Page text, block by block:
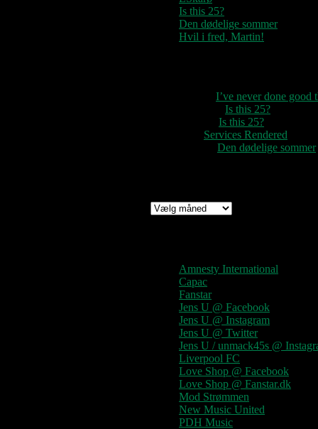
Is this 25?
Den dødelige sommer
Hvil i fred, Martin!
I’ve never done good
Is this 25?
Is this 25?
Services Rendered
Den dødelige sommer
Arkiv
Amnesty International
Capac
Fanstar
Jens U @ Facebook
Jens U @ Instagram
Jens U @ Twitter
Jens U / unmack45s @
Liverpool FC
Love Shop @ Facebook
Love Shop @ Fanstar.dk
Mod Strømmen
New Music United
PDH Music